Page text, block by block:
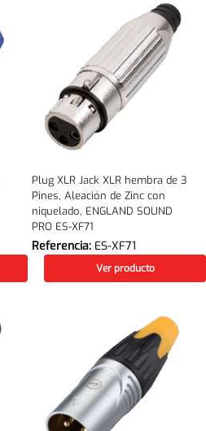
Plug XLR Jack XLR hembra de 3
Pines, Aleación de Zinc con
niquelado, ENGLAND SOUND
PRO ES-XF71
Referencia: ES-XF71
Ver producto